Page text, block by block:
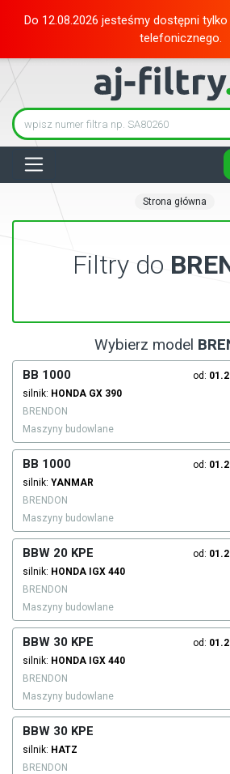
Do 12.08.2026 jesteśmy dostępni
telefonicznego.
Strona główna
Filtry do
Wybierz model
BB 1000 od:
silnik: HONDA GX 390
BRENDON
Maszyny budowlane
BB 1000 od:
silnik: YANMAR
BRENDON
Maszyny budowlane
BBW 20 KPE od:
silnik: HONDA IGX 440
BRENDON
Maszyny budowlane
BBW 30 KPE od:
silnik: HONDA IGX 440
BRENDON
Maszyny budowlane
BBW 30 KPE
silnik: HATZ
BRENDON